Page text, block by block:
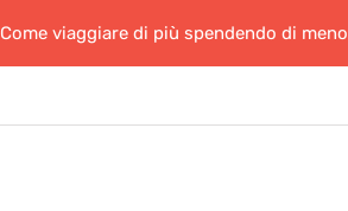
Come viaggiare di più spendendo di meno